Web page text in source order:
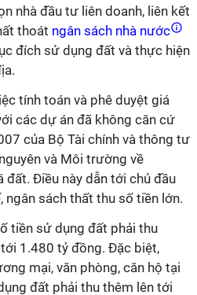
nhà đầu tư liên doanh, liên kết
thoát ngân sách nhà nước
đích sử dụng đất và thực hiện
tính toán và phê duyệt giá
các dự án đã không căn cứ
của Bộ Tài chính và thông tư
và Môi trường về
đất. Điều này dẫn tới chủ đầu
sách thất thu số tiền lớn.
tiền sử dụng đất phải thu
1.480 tỷ đồng. Đặc biệt,
mại, văn phòng, căn hộ tại
đất phải thu thêm lên tới